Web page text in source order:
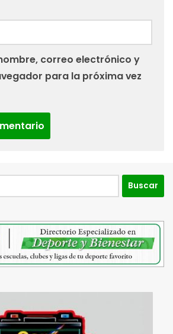
correo electrónico y
para la próxima vez